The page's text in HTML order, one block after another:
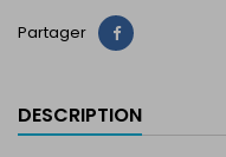
Partager Partager
DESCRIPTION